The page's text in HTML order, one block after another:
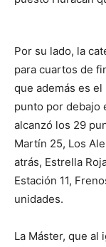
Por su lado, la
para cuartos de
que además es
punto por debajo
alcanzó los 29
Martín 25, Los
atrás, Estrella
Estación 11,
unidades.
La Máster, que al